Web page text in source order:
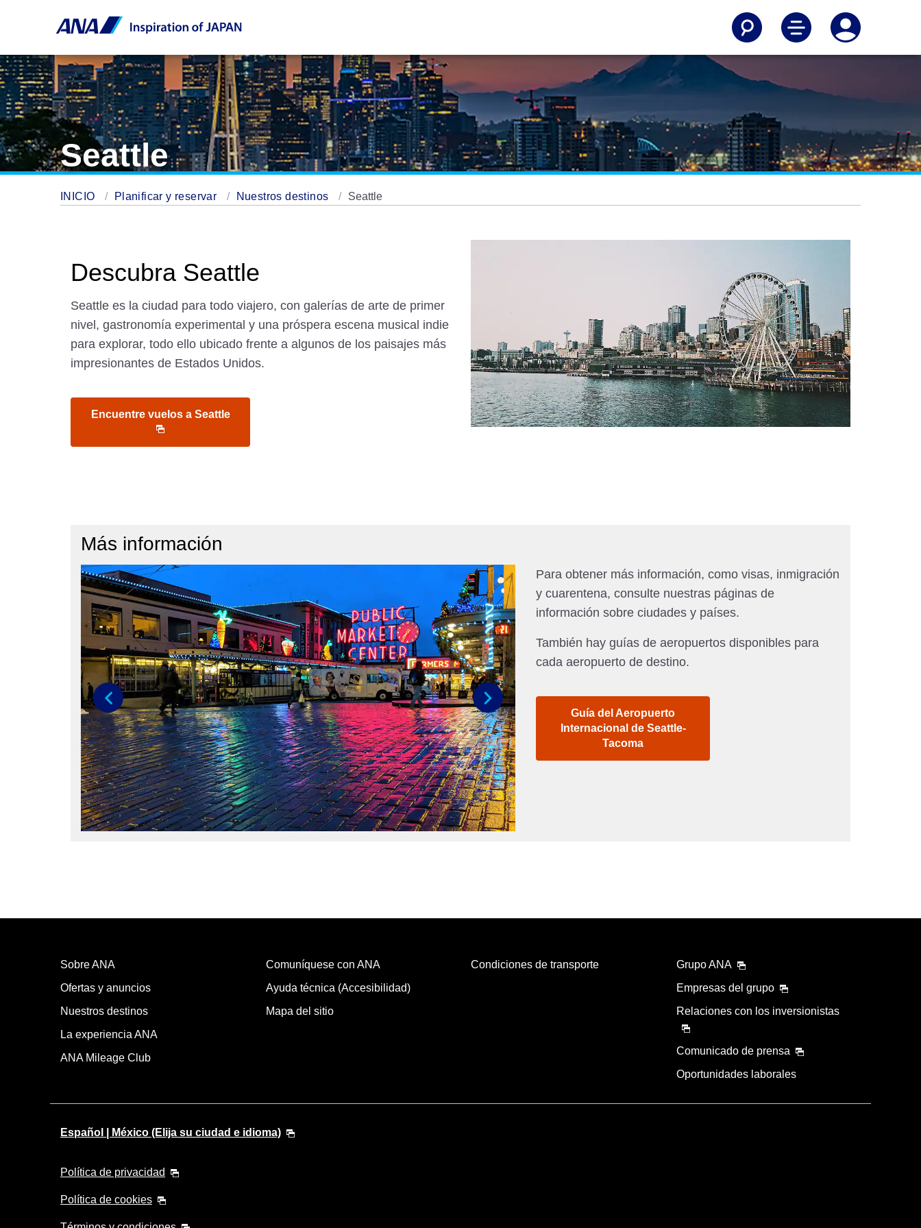
Seattle
INICIO Planificar y reservar Nuestros destinos Seattle
Descubra Seattle
Seattle es la ciudad para todo viajero, con galerías de arte de primer
nivel, gastronomía experimental y una próspera escena musical indie
para explorar, todo ello ubicado frente a algunos de los paisajes más
impresionantes de Estados Unidos.
Encuentre vuelos a Seattle
Más información
Anterior Siguiente
Para obtener más información, como visas, inmigración
y cuarentena, consulte nuestras páginas de
información sobre ciudades y países.
También hay guías de aeropuertos disponibles para
cada aeropuerto de destino.
Guía del Aeropuerto
Internacional de Seattle-
Tacoma
Sobre ANA
Ofertas y anuncios
Nuestros destinos
La experiencia ANA
ANA Mileage Club
Comuníquese con ANA
Ayuda técnica (Accesibilidad)
Mapa del sitio
Condiciones de transporte
Grupo ANA
Empresas del grupo
Relaciones con los inversionistas
Comunicado de prensa
Oportunidades laborales
Español | México (Elija su ciudad e idioma)
Política de privacidad
Política de cookies